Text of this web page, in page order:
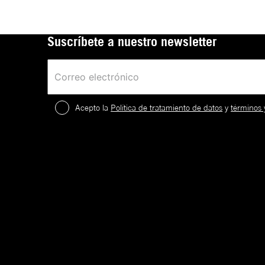
Suscríbete a nuestro newsletter
Acepto la Política de tratamiento de datos ytérminos